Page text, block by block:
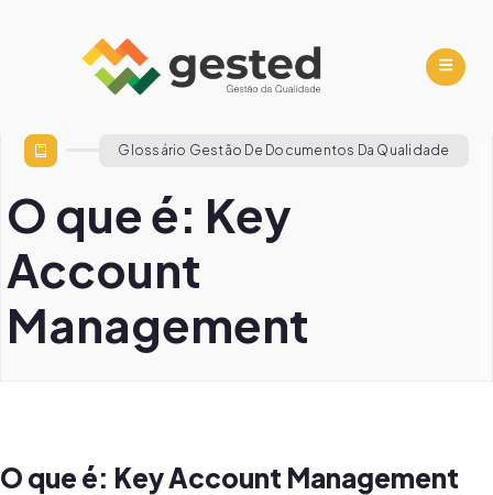
Glossário Gestão De Documentos Da Qualidade
O que é: Key
Account
Management
O que é: Key Account Management